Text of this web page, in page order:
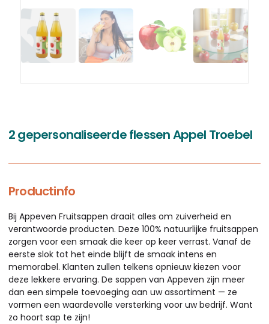
2 gepersonaliseerde flessen Appel Troebel
Productinfo
Bij Appeven Fruitsappen draait alles om zuiverheid en
verantwoorde producten. Deze 100% natuurlijke fruitsappen
zorgen voor een smaak die keer op keer verrast. Vanaf de
eerste slok tot het einde blijft de smaak intens en
memorabel. Klanten zullen telkens opnieuw kiezen voor
deze lekkere ervaring. De sappen van Appeven zijn meer
dan een simpele toevoeging aan uw assortiment — ze
vormen een waardevolle versterking voor uw bedrijf. Want
zo hoort sap te zijn!